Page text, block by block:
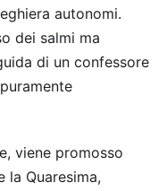
autonomi.
dei salmi ma
di un confessore
viene promosso
Quaresima,